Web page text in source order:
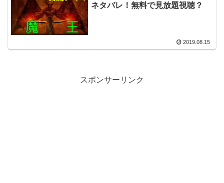
ネタバレ！無料で見放題視聴？
2019.08.15
スポンサーリンク